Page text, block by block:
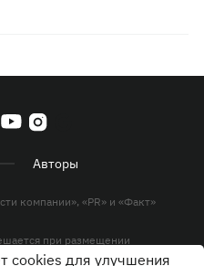
Авторы
компании», «PR» и «Факт»
при размещении
абзаце.
cookies для улучшения